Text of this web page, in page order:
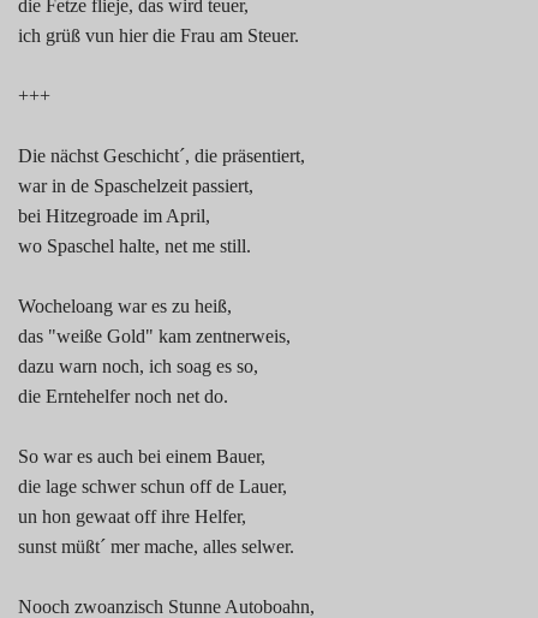
die Fetze flieje, das wird teuer,
ich grüß vun hier die Frau am Steuer.
+++
Die nächst Geschicht´, die präsentiert,
war in de Spaschelzeit passiert,
bei Hitzegroade im April,
wo Spaschel halte, net me still.
Wocheloang war es zu heiß,
das "weiße Gold" kam zentnerweis,
dazu warn noch, ich soag es so,
die Erntehelfer noch net do.
So war es auch bei einem Bauer,
die lage schwer schun off de Lauer,
un hon gewaat off ihre Helfer,
sunst müßt´ mer mache, alles selwer.
Nooch zwoanzisch Stunne Autoboahn,